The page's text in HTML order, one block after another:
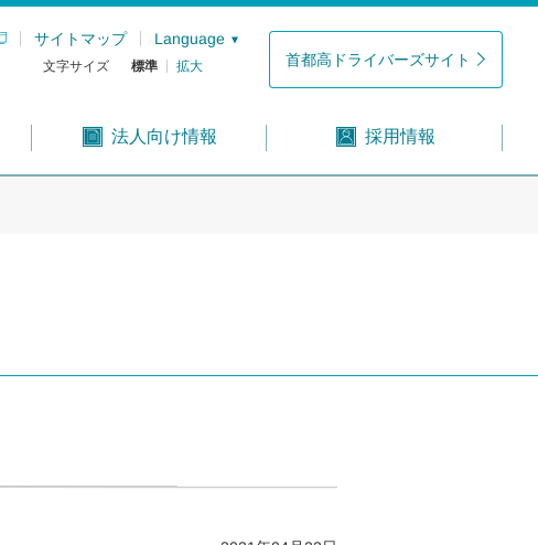
サイトマップ Language
文字サイズ 標準 拡大 首都高ドライバーズサイト
法人向け情報 採用情報